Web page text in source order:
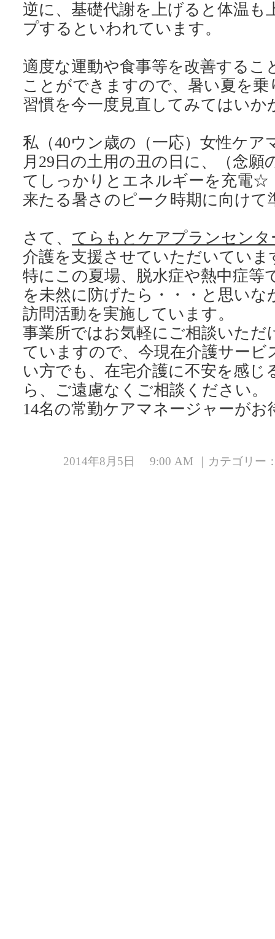
逆に、基礎代謝を上げると体温も
プするといわれています。
適度な運動や食事等を改善するこ
ことができますので、暑い夏を
習慣を今一度見直してみてはいか
私（40ウン歳の（一応）女性ケア
月29日の土用の丑の日に、（念願
てしっかりとエネルギーを充電☆
来たる暑さのピーク時期に向けて
さて、 てらもとケアプランセンタ
介護を支援させていただいていま
特にこの夏場、脱水症や熱中症等
を未然に防げたら・・・と思いな
訪問活動を実施しています。
事業所ではお気軽にご相談いただ
ていますので、今現在介護サー
い方でも、在宅介護に不安を感
ら、ご遠慮なくご相談ください。
14名の常勤ケアマネージャーが
2014年8月5日 9:00 AM ｜カテゴリー